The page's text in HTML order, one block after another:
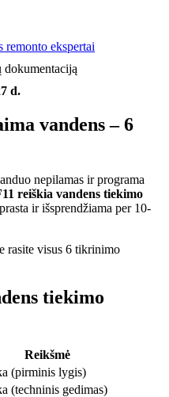
remonto ekspertai
d.
vandens – 6
nepilamas ir programa
reiškia vandens tiekimo
ir išsprendžiama per 10-
rasite visus 6 tikrinimo
tiekimo
Reikšmė
(pirminis lygis)
(techninis gedimas)